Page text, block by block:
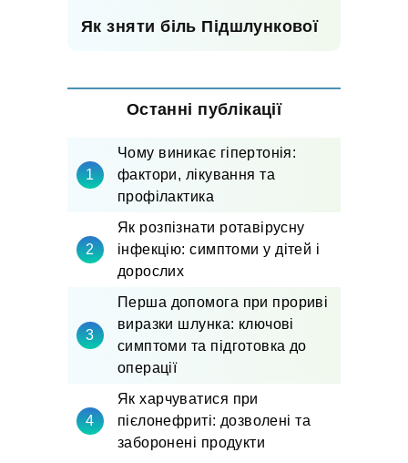
Як зняти біль Підшлункової
Останні публікації
Чому виникає гіпертонія:
фактори, лікування та
профілактика
Як розпізнати ротавірусну
інфекцію: симптоми у дітей і
дорослих
Перша допомога при прориві
виразки шлунка: ключові
симптоми та підготовка до
операції
Як харчуватися при
пієлонефриті: дозволені та
заборонені продукти